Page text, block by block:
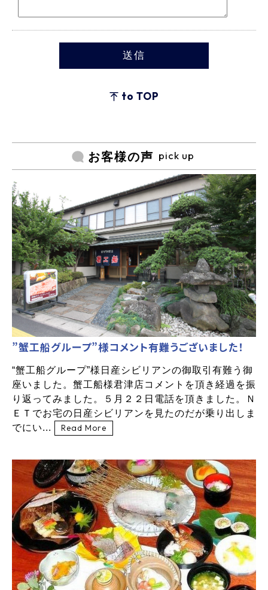
to TOP
お客様の声 pick up
”蟹工船グループ”様コメント有難うございました！
“蟹工船グループ”様日産シビリアンの御取引有難う御
座いました。蟹工船様君津店コメントを頂き経過を振
り返ってみました。５月２２日電話を頂きました。Ｎ
ＥＴでお宅の日産シビリアンを見たのだが乗り出しま
でにい...
Read More